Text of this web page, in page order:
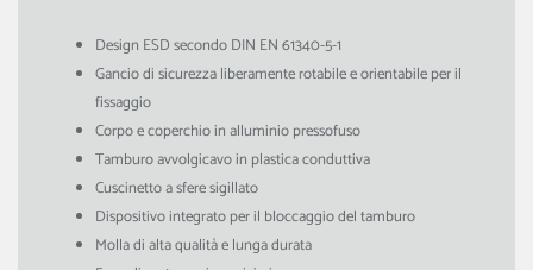
Design ESD secondo DIN EN 61340-5-1
Gancio di sicurezza liberamente rotabile e orientabile per il
fissaggio
Corpo e coperchio in alluminio pressofuso
Tamburo avvolgicavo in plastica conduttiva
Cuscinetto a sfere sigillato
Dispositivo integrato per il bloccaggio del tamburo
Molla di alta qualità e lunga durata